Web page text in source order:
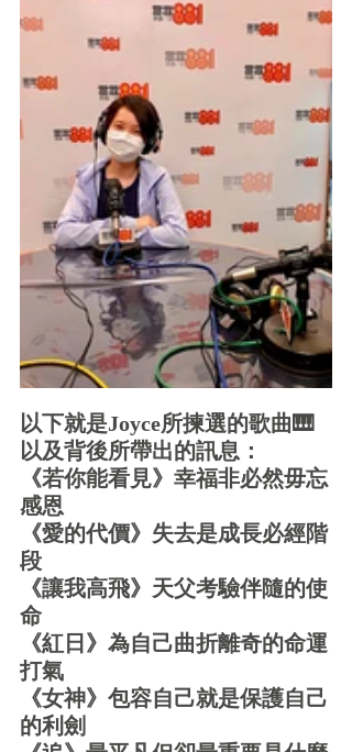
以下就是Joyce所揀選的歌曲🎹
以及背後所帶出的訊息：
《若你能看見》幸福非必然毋忘
感恩
《愛的代價》失去是成長必經階
段
《讓我高飛》天父考驗伴隨的使
命
《紅日》為自己曲折離奇的命運
打氣
《女神》包容自己就是保護自己
的利劍